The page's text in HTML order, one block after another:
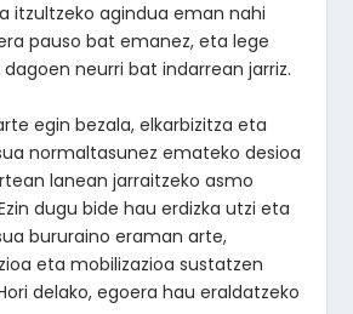
itzultzeko agindua eman nahi
pauso bat emanez, eta lege
neurri bat indarrean jarriz.
egin bezala, elkarbizitza eta
normaltasunez emateko desioa
lanean jarraitzeko asmo
dugu bide hau erdizka utzi eta
bururaino eraman arte,
eta mobilizazioa sustatzen
delako, egoera hau eraldatzeko